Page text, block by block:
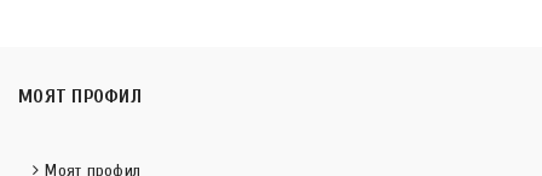
МОЯТ ПРОФИЛ
Моят профил